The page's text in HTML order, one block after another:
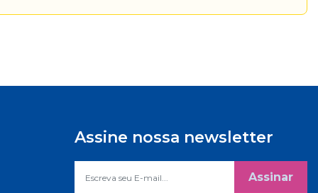
Assine nossa newsletter
Assinar